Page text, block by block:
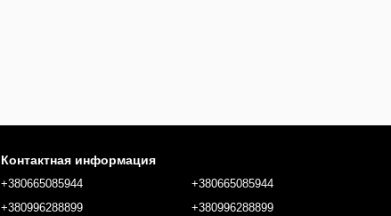
Контактная информация
+380665085944
+380996288899
+380665085944
+380996288899